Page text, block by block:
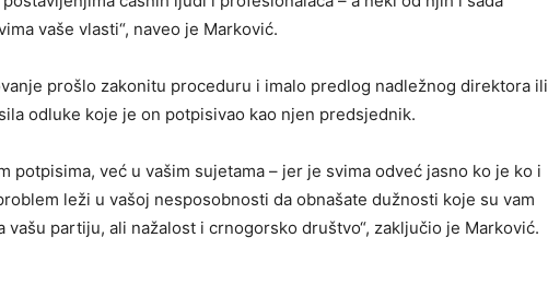
vaše vlasti“, naveo je Marković.
prošlo zakonitu proceduru i imalo predlog nadležnog direktora ili
odluke koje je on potpisivao kao njen predsjednik.
potpisima, već u vašim sujetama – jer je svima odveć jasno ko je ko i
leži u vašoj nesposobnosti da obnašate dužnosti koje su vam
vašu partiju, ali nažalost i crnogorsko društvo“, zaključio je Marković.